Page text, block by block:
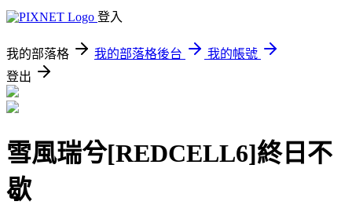
登入
我的部落格 我的部落格後台
我的帳號
登出
雪風瑞兮[REDCELL6]終日不
歇